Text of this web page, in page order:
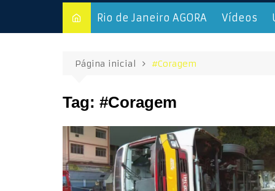
Rio de Janeiro AGORA Vídeos
Página inicial #Coragem
Tag: #Coragem